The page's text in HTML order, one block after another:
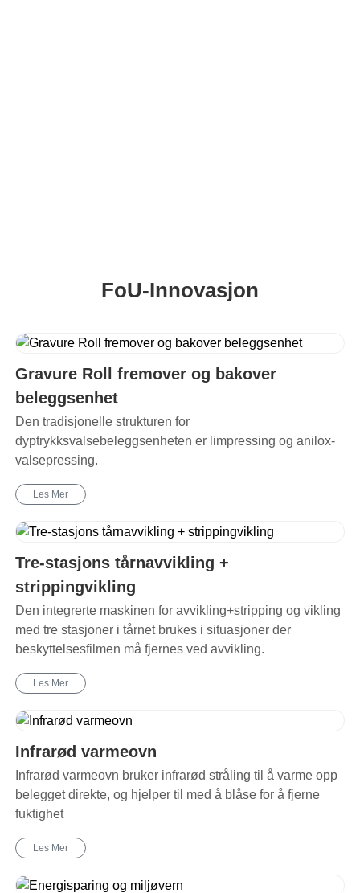
FoU-Innovasjon
Gravure Roll fremover og bakover
beleggsenhet
Den tradisjonelle strukturen for
dyptrykksvalsebeleggsenheten er limpressing og anilox-
valsepressing.
Les Mer
Tre-stasjons tårnavvikling +
strippingvikling
Den integrerte maskinen for avvikling+stripping og vikling
med tre stasjoner i tårnet brukes i situasjoner der
beskyttelsesfilmen må fjernes ved avvikling.
Les Mer
Infrarød varmeovn
Infrarød varmeovn bruker infrarød stråling til å varme opp
belegget direkte, og hjelper til med å blåse for å fjerne
fuktighet
Les Mer